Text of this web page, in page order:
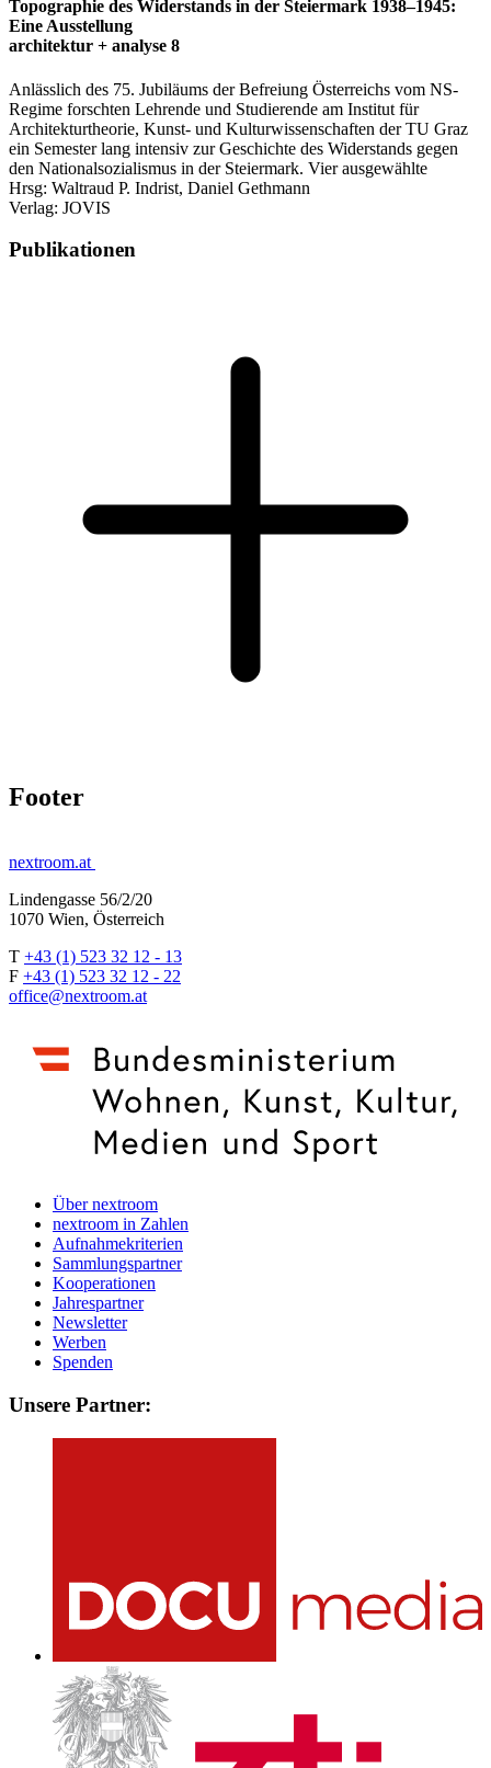
Topographie des Widerstands in der Steiermark 1938–1945:
Eine Ausstellung
architektur + analyse 8
Anlässlich des 75. Jubiläums der Befreiung Österreichs vom NS-
Regime forschten Lehrende und Studierende am Institut für
Architekturtheorie, Kunst- und Kulturwissenschaften der TU Graz
ein Semester lang intensiv zur Geschichte des Widerstands gegen
den Nationalsozialismus in der Steiermark. Vier ausgewählte
Hrsg: Waltraud P. Indrist, Daniel Gethmann
Verlag: JOVIS
Publikationen
Footer
nextroom.at
Lindengasse 56/2/20
1070 Wien, Österreich
T +43 (1) 523 32 12 - 13
F +43 (1) 523 32 12 - 22
office@nextroom.at
Über nextroom
nextroom in Zahlen
Aufnahmekriterien
Sammlungspartner
Kooperationen
Jahrespartner
Newsletter
Werben
Spenden
Unsere Partner: